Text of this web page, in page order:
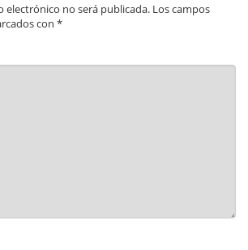
electrónico no será publicada. Los campos
con *